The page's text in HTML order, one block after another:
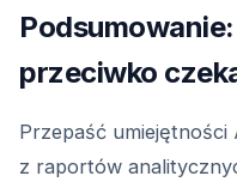
przeciwko
Przepaść
z raportów